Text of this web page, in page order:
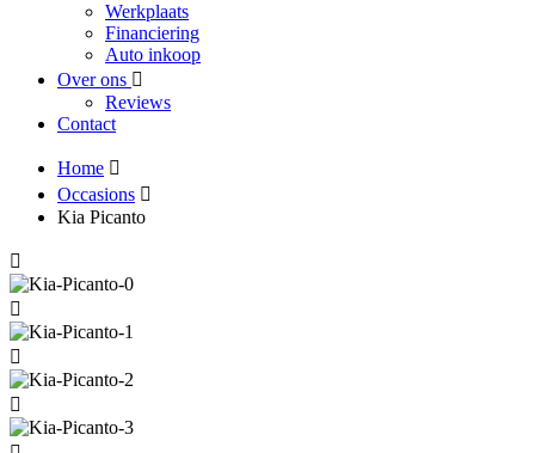
Werkplaats
Financiering
Auto inkoop
Over ons
Reviews
Contact
Home
Occasions
Kia Picanto